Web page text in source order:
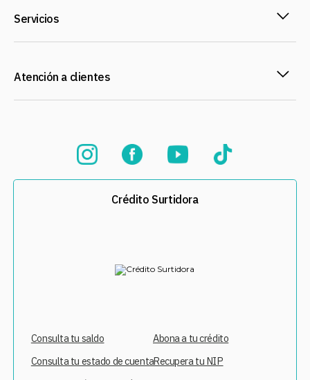
Servicios
Atención a clientes
Crédito Surtidora
Consulta tu saldo
Consulta tu estado de cuenta
Abona a tu crédito
Recupera tu NIP